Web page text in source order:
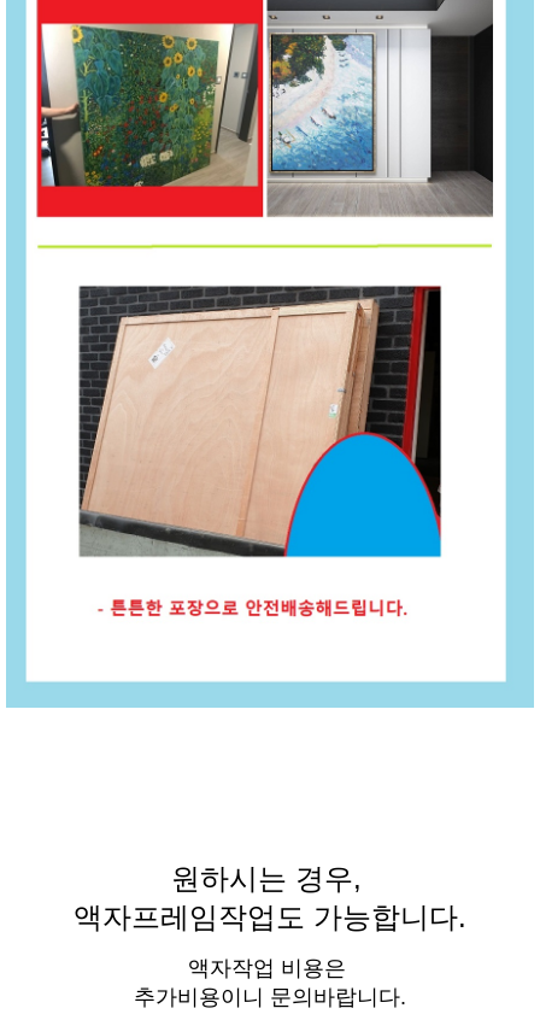
원하시는 경우,
액자프레임작업도 가능합니다.
액자작업 비용은
추가비용이니 문의바랍니다.